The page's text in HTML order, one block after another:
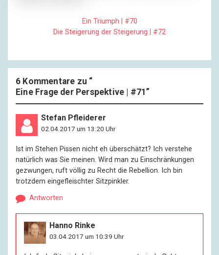
Ein Triumph | #70
Die Steigerung der Steigerung | #72
6 Kommentare zu “
Eine Frage der Perspektive | #71”
Stefan Pfleiderer
02.04.2017 um 13:20 Uhr
Ist im Stehen Pissen nicht eh überschätzt? Ich verstehe
natürlich was Sie meinen. Wird man zu Einschränkungen
gezwungen, ruft völlig zu Recht die Rebellion. Ich bin
trotzdem eingefleischter Sitzpinkler.
Antworten
Hanno Rinke
03.04.2017 um 10:39 Uhr